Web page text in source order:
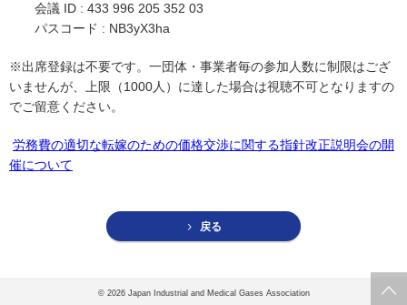
会議 ID : 433 996 205 352 03
パスコード : NB3yX3ha
※出席登録は不要です。一団体・事業者毎の参加人数に制限はござ
いませんが、上限（1000人）に達した場合は視聴不可となりますの
でご留意ください。
労務費の適切な転嫁のための価格交渉に関する指針改正説明会の開
催について
戻る
© 2026 Japan Industrial and Medical Gases Association